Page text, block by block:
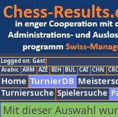
Logged on: Gast
Arabic ARM AZE BIH BUL CAT CHN
Home TurnierDB
Turniersuche Spielersuche
Mit dieser Auswahl